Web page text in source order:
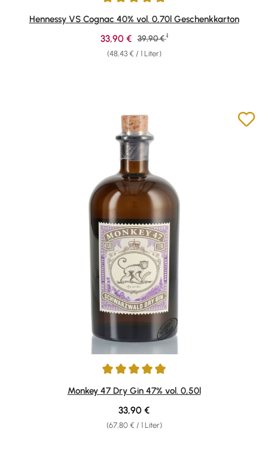
Durchschnittliche Bewertung von 4.95 von 5 Sternen
Hennessy VS Cognac 40% vol. 0,70l Geschenkkarton
(48,43 € / 1 Liter)
Verkaufspreis:
33,90 € Regulärer Preis:
39,90 € 1
Durchschnittliche Bewertung von 4.92 von 5 Sternen
Monkey 47 Dry Gin 47% vol. 0,50l
(67,80 € / 1 Liter)
Regulärer Preis:
33,90 €